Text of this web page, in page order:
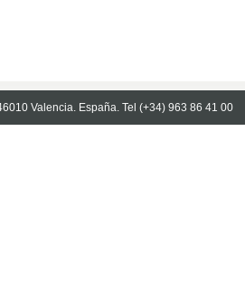
Valencia. España. Tel (+34) 963 86 41 00